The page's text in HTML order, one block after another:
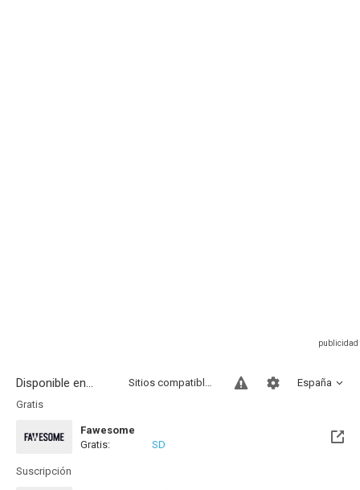
Disponible en... España
Sitios compatibles
Gratis
Fawesome
Gratis:
SD
Suscripción